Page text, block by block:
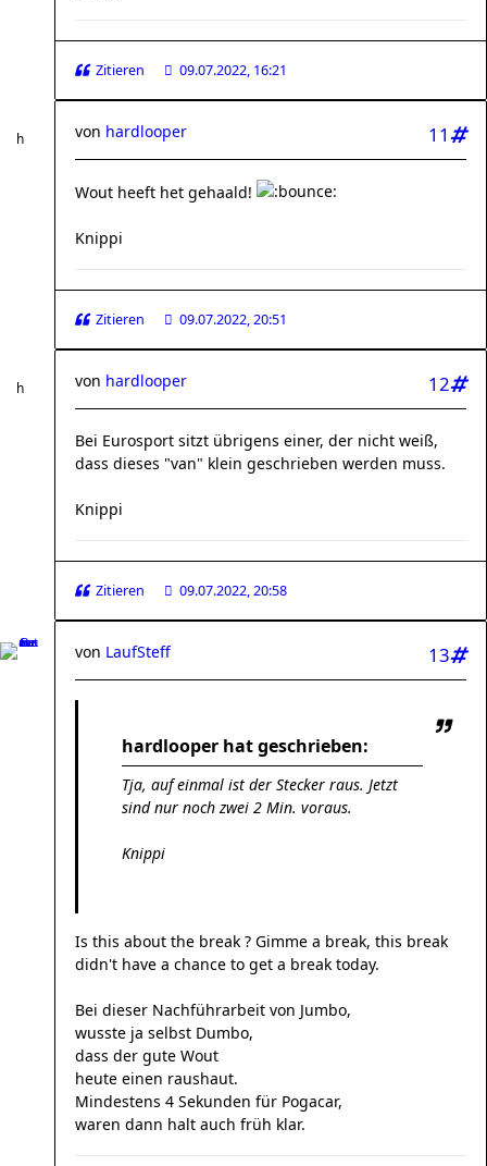
Zitieren 09.07.2022, 16:21
11
von hardlooper
Wout heeft het gehaald!
Knippi
Zitieren 09.07.2022, 20:51
12
von hardlooper
Bei Eurosport sitzt übrigens einer, der nicht weiß,
dass dieses "van" klein geschrieben werden muss.
Knippi
Zitieren 09.07.2022, 20:58
13
von LaufSteff
hardlooper hat geschrieben:
Tja, auf einmal ist der Stecker raus. Jetzt
sind nur noch zwei 2 Min. voraus.
Knippi
Is this about the break ? Gimme a break, this break
didn't have a chance to get a break today.
Bei dieser Nachführarbeit von Jumbo,
wusste ja selbst Dumbo,
dass der gute Wout
heute einen raushaut.
Mindestens 4 Sekunden für Pogacar,
waren dann halt auch früh klar.